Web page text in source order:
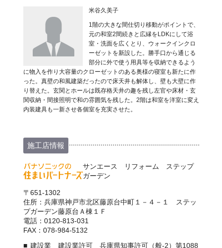
米谷久美子
1階の大きな間仕切り移動がポイントで、
元の和室2間続きと広縁をLDKにして浴
室・洗面を広くとり、ウォークインクロ
ーゼットを新設した。勝手口から通じる
部分に外で使う用具等を収納できるよう
に物入を作り大容量のクローゼットのある奥様の寝室も新たに作
った。真壁の和風建築だったので床天井も解体し、壁も大壁に作
り替えた。玄関とホールは既存格天井の趣を残し左官や床材・玄
関収納・間接照明で和の雰囲気を残した。2階は和室を洋室に変え
内装建具も一新させ各個室を充実させた。
施工店情報
サンエース リフォーム ステップ
ガーデン
〒651-1302
住所：兵庫県神戸市北区藤原台中町１－４－１ ステッ
プガーデン藤原台Ａ棟１Ｆ
電話：0120-813-031
FAX：078-984-5132
建設業 建設業許可 兵庫県知事許可（般-2）第1088